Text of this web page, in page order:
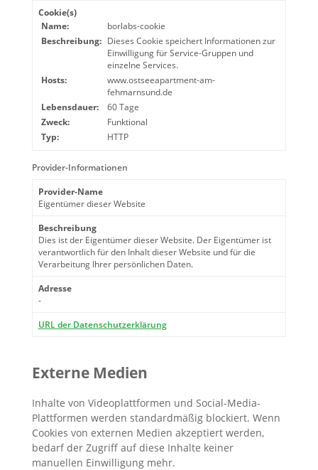
Cookie(s)
Name:
borlabs-cookie
Beschreibung: Dieses Cookie speichert Informationen zur
Einwilligung für Service-Gruppen und
einzelne Services.
Hosts:
www.ostseeapartment-am-
fehmarnsund.de
Lebensdauer:
60 Tage
Zweck:
Funktional
Typ:
HTTP
Provider-Informationen
Provider-Name
Eigentümer dieser Website
Beschreibung
Dies ist der Eigentümer dieser Website. Der Eigentümer ist
verantwortlich für den Inhalt dieser Website und für die
Verarbeitung Ihrer persönlichen Daten.
Adresse
-
URL der Datenschutzerklärung
Externe Medien
Inhalte von Videoplattformen und Social-Media-
Plattformen werden standardmäßig blockiert. Wenn
Cookies von externen Medien akzeptiert werden,
bedarf der Zugriff auf diese Inhalte keiner
manuellen Einwilligung mehr.